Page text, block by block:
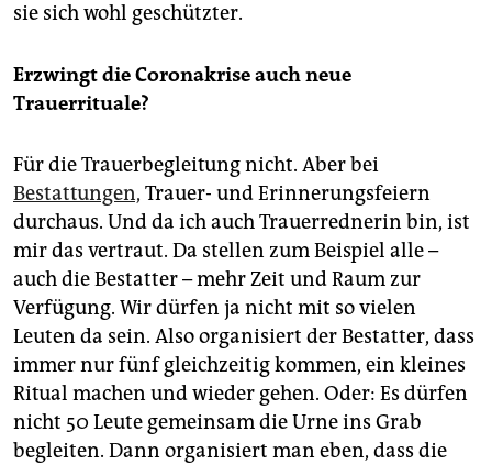
sie sich wohl geschützter.
Erzwingt die Coronakrise auch neue
Trauerrituale?
Für die Trauerbegleitung nicht. Aber bei
Bestattungen, Trauer- und Erinnerungsfeiern
durchaus. Und da ich auch Trauerrednerin bin, ist
mir das vertraut. Da stellen zum Beispiel alle –
auch die Bestatter – mehr Zeit und Raum zur
Verfügung. Wir dürfen ja nicht mit so vielen
Leuten da sein. Also organisiert der Bestatter, dass
immer nur fünf gleichzeitig kommen, ein kleines
Ritual machen und wieder gehen. Oder: Es dürfen
nicht 50 Leute gemeinsam die Urne ins Grab
begleiten. Dann organisiert man eben, dass die